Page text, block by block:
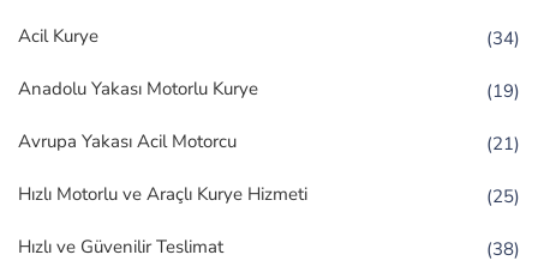
Acil Kurye (34)
Anadolu Yakası Motorlu Kurye (19)
Avrupa Yakası Acil Motorcu (21)
Hızlı Motorlu ve Araçlı Kurye Hizmeti (25)
Hızlı ve Güvenilir Teslimat (38)